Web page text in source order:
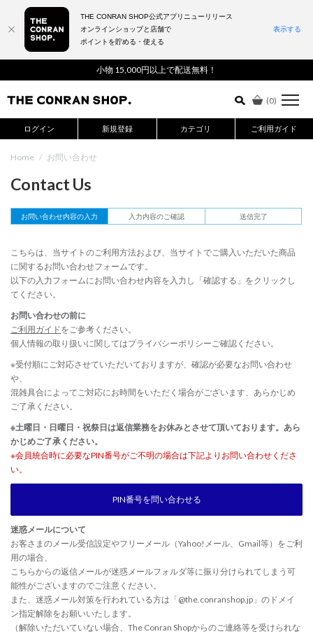
小物 15,000円以上で配送無料！
(0)
ログイン 新規登録 カテゴリ ご利用ガイド
詳細検索はこちら
Home / お問い合わせ
Contact Us
お問い合わせ内容の入力 入力内容のご確認 送信完了
こちらは、当サイトのご利用方法および、当サイトでご購入いただいた商品
に関するお問い合わせフォームです。
以下の入力フォームにお問い合わせ内容を入力し「確認する」をクリックし
てください。
お問い合わせの前に
ご利用ガイドをご参考ください。
個人情報の取り扱いに関してはプライバシーポリシーご確認ください。
※受付順にご対応させていただいておりますが、確認が必要なお問い合わせ
や、
混雑具合によってご対応にお時間をいただく場合がございます、あらかじめ
ご了承ください。
※土曜日・日曜日・祝祭日は返信業務をお休みとさせて頂いております。あら
かじめご了承ください。
※会員統合時に必要なPIN番号がご不明の場合は下記よりお問い合わせくださ
い。
PIN番号を問い合わせる
迷惑メールについて
お客さまのメール受信設定やフリーメール（Yahoo!メール、Gmail等）をご利
用の場合、
こちらからの返信メールが迷惑メールフォルダ等に振り分けられてしまう可
能性がございますのでご注意ください。
また、迷惑メール対策を行われている方は「@the.conranshop.jp」のドメイ
ン指定解除をお願いいたします。
（解除いただいていない場合、The Conran Shopからのご連絡等を受けられな
THE CONRAN SHOP公式アプリニューリリース
オンラインショップと店舗で
ポイントを貯める・使える
表示する